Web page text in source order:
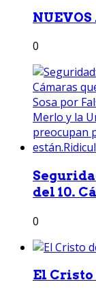
0
del 10.
0
El Cristo